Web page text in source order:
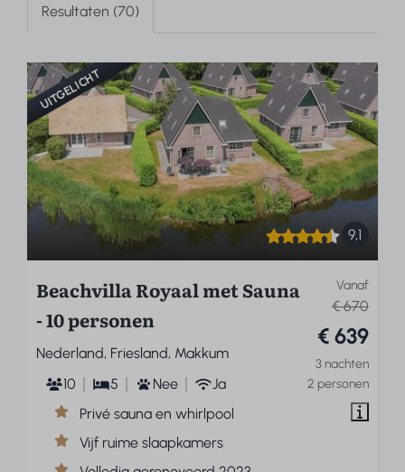
Resultaten (70)
UITGELICHT
9,1
Vanaf
€ 670
€ 639
3 nachten
2 personen
Beachvilla Royaal met Sauna
- 10 personen
Nederland, Friesland, Makkum
10
5 Nee
Ja
Privé sauna en whirlpool
Vijf ruime slaapkamers